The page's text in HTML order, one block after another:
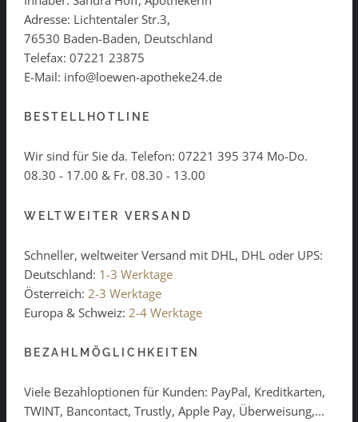
Adresse: Lichtentaler Str.3,
76530 Baden-Baden, Deutschland
Telefax: 07221 23875
E-Mail: info@loewen-apotheke24.de
BESTELLHOTLINE
Wir sind für Sie da. Telefon: 07221 395 374 Mo-Do.
08.30 - 17.00 & Fr. 08.30 - 13.00
WELTWEITER VERSAND
Schneller, weltweiter Versand mit DHL, DHL oder UPS:
Deutschland: 1-3 Werktage
Österreich: 2-3 Werktage
Europa & Schweiz: 2-4 Werktage
BEZAHLMÖGLICHKEITEN
Viele Bezahloptionen für Kunden: PayPal, Kreditkarten,
TWINT, Bancontact, Trustly, Apple Pay, Überweisung,...